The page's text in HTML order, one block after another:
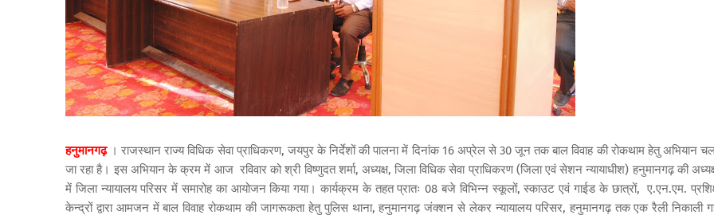
हनुमानगढ़। राजस्थान राज्य विधिक सेवा प्राधिकरण, जयपुर के निर्देशों की पालना में दिनांक 16 अप्रेल से 30 जून तक बाल विवाह की रोकथाम हेतु अभियान
जा रहा है। इस अभियान के क्रम में आज रविवार को श्री विष्णुदत शर्मा, अध्यक्ष, जिला विधिक सेवा प्राधिकरण (जिला एवं सेशन न्यायाधीश) हनुमानगढ़ की
में जिला न्यायालय परिसर में समारोह का आयोजन किया गया। कार्यक्रम के तहत प्रातः 08 बजे विभिन्न स्कूलों, स्काउट एवं गाईड के छात्रों, ए.एन.एम.
केन्द्रों द्वारा आमजन में बाल विवाह रोकथाम की जागरूकता हेतु पुलिस थाना, हनुमानगढ़ जंक्शन से लेकर न्यायालय परिसर, हनुमानगढ़ तक एक रैली निकाली